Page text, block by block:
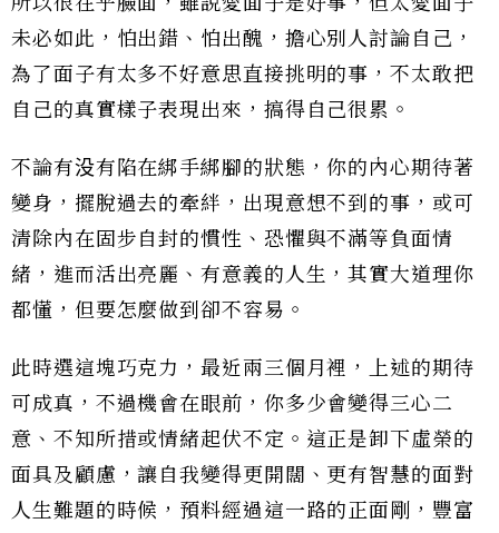
未必如此，怕出錯、怕出醜，擔心別人討論自己，
為了面子有太多不好意思直接挑明的事，不太敢把
自己的真實樣子表現出來，搞得自己很累。
不論有没有陷在綁手綁腳的狀態，你的內心期待著
變身，擺脫過去的牽絆，出現意想不到的事，或可
清除內在固步自封的慣性、恐懼與不滿等負面情
緒，進而活出亮麗、有意義的人生，其實大道理你
都懂，但要怎麼做到卻不容易。
此時選這塊巧克力，最近兩三個月裡，上述的期待
可成真，不過機會在眼前，你多少會變得三心二
意、不知所措或情緒起伏不定。這正是卸下虛榮的
面具及顧慮，讓自我變得更開闊、更有智慧的面對
人生難題的時候，預料經過這一路的正面剛，豐富